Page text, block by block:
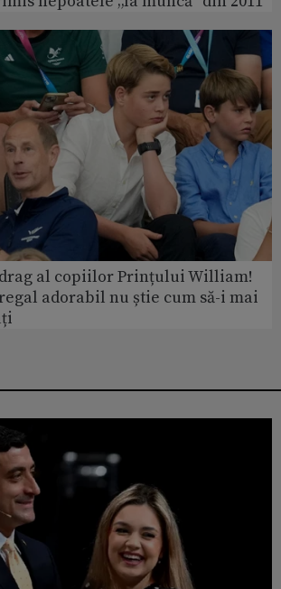
al copiilor Prințului William!
adorabil nu știe cum să-i mai